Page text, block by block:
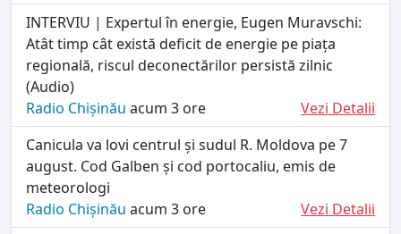
INTERVIU | Expertul în energie, Eugen Muravschi:
Atât timp cât există deficit de energie pe piața
regională, riscul deconectărilor persistă zilnic
(Audio)
Radio Chișinău acum 3 ore
Vezi Detalii
Canicula va lovi centrul și sudul R. Moldova pe 7
august. Cod Galben și cod portocaliu, emis de
meteorologi
Radio Chișinău acum 3 ore
Vezi Detalii